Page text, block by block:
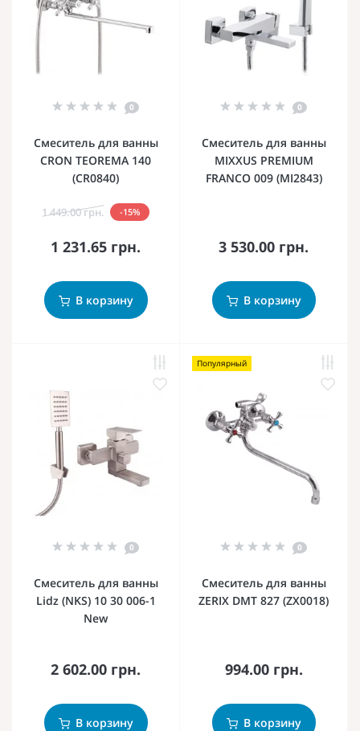
0
Смеситель для ванны
CRON TEOREMA 140
(CR0840)
1 449.00 грн. -15%
1 231.65 грн.
В корзину
0
Смеситель для ванны
MIXXUS PREMIUM
FRANCO 009 (MI2843)
3 530.00 грн.
В корзину
0
Смеситель для ванны
Lidz (NKS) 10 30 006-1
New
2 602.00 грн.
В корзину
Популярный
0
Смеситель для ванны
ZERIX DMT 827 (ZX0018)
994.00 грн.
В корзину